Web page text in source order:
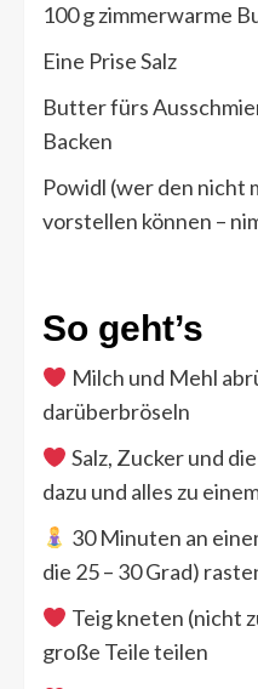
100 g zimmerwarme
Eine Prise Salz
Butter fürs
Backen
Powidl (wer den nicht
vorstellen können –
So geht’s
Milch und Mehl
darüberbröseln
Salz, Zucker und
dazu und alles zu
30 Minuten an
die 25 – 30 Grad)
Teig kneten (nicht
große Teile teilen